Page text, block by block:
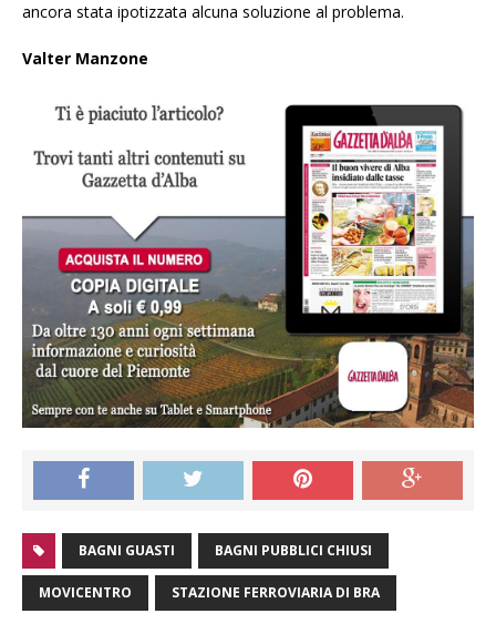
ancora stata ipotizzata alcuna soluzione al problema.
Valter Manzone
BAGNI GUASTI BAGNI PUBBLICI CHIUSI
MOVICENTRO STAZIONE FERROVIARIA DI BRA